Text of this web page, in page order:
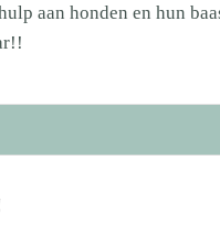
aan honden en hun